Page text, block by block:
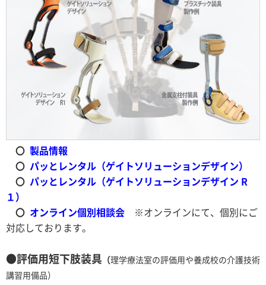
〇 製品情報
〇 パッとレンタル（ゲイトソリューションデザイン）
〇 パッとレンタル（ゲイトソリューションデザイン R
１）
〇 オンライン個別相談会 ※オンラインにて、個別にご
対応しております。
●評価用短下肢装具 （理学療法室の評価用や養成校の介護技術
講習用備品）